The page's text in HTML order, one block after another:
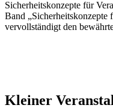
Sicherheitskonzepte für
Band „Sicherheitskonzepte
vervollständigt den
Kleiner